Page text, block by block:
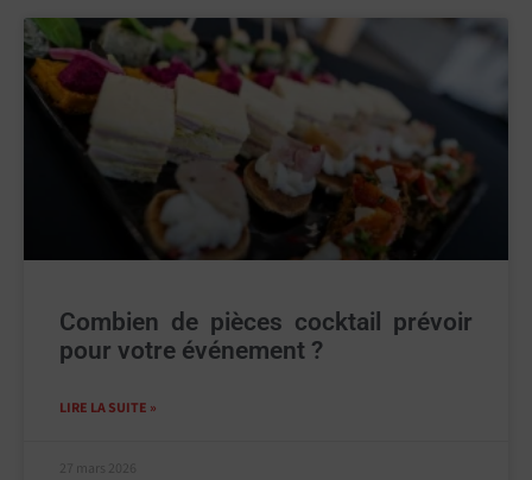
Combien de pièces cocktail prévoir
pour votre événement ?
LIRE LA SUITE »
27 mars 2026